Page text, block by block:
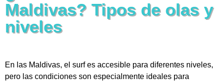
Maldivas? Tipos de olas y
niveles
En las Maldivas, el surf es accesible para diferentes niveles,
pero las condiciones son especialmente ideales para